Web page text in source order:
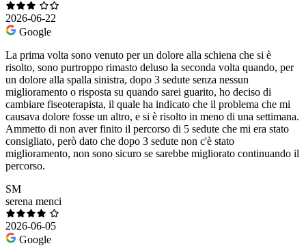
2026-06-22
Google
La prima volta sono venuto per un dolore alla schiena che si è
risolto, sono purtroppo rimasto deluso la seconda volta quando, per
un dolore alla spalla sinistra, dopo 3 sedute senza nessun
miglioramento o risposta su quando sarei guarito, ho deciso di
cambiare fiseoterapista, il quale ha indicato che il problema che mi
causava dolore fosse un altro, e si è risolto in meno di una settimana.
Ammetto di non aver finito il percorso di 5 sedute che mi era stato
consigliato, però dato che dopo 3 sedute non c'è stato
miglioramento, non sono sicuro se sarebbe migliorato continuando il
percorso.
SM
serena menci
2026-06-05
Google